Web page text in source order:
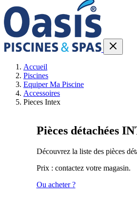
Accueil
Piscines
Equiper Ma Piscine
Accessoires
Pieces Intex
Pièces détachées
Découvrez la liste des pièces
Prix : contactez votre magasin.
Ou acheter ?